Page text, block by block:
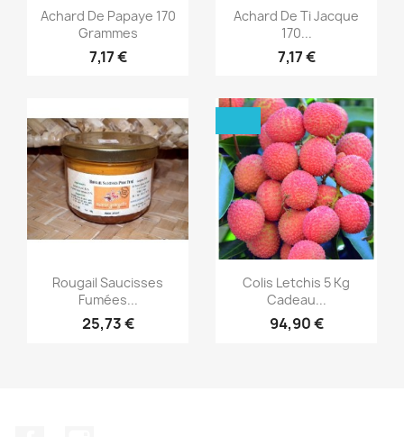
Aperçu rapide
Achard De Papaye 170
Grammes
7,17 €
Aperçu rapide
Achard De Ti Jacque
170...
7,17 €
Aperçu rapide
Rougail Saucisses
Fumées...
25,73 €
Aperçu rapide
Colis Letchis 5 Kg
Cadeau...
94,90 €